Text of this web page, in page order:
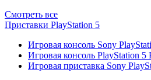
Смотреть все
Приставки PlayStation 5
Игровая консоль Sony
Игровая консоль PlayStation
Игровая приставка Sony